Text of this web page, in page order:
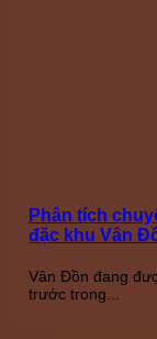
Phân tích
đặc khu Vân
Vân Đồn đang
trước trong...